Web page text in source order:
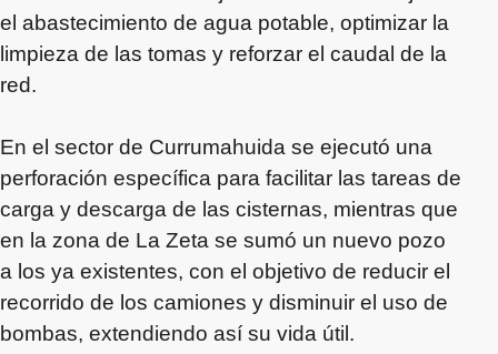
el abastecimiento de agua potable, optimizar la
limpieza de las tomas y reforzar el caudal de la
red.
En el sector de Currumahuida se ejecutó una
perforación específica para facilitar las tareas de
carga y descarga de las cisternas, mientras que
en la zona de La Zeta se sumó un nuevo pozo
a los ya existentes, con el objetivo de reducir el
recorrido de los camiones y disminuir el uso de
bombas, extendiendo así su vida útil.